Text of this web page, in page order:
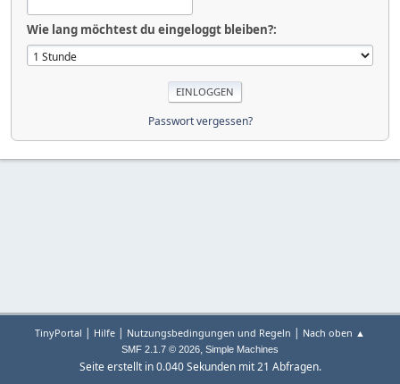
Wie lang möchtest du eingeloggt bleiben?:
Passwort vergessen?
TinyPortal | Hilfe | Nutzungsbedingungen und Regeln | Nach oben ▲
SMF 2.1.7 © 2026, Simple Machines
Seite erstellt in 0.040 Sekunden mit 21 Abfragen.